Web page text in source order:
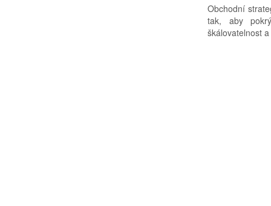
Obchodní
tak, aby
škálovatelnost